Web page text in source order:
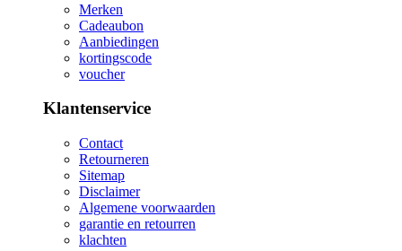
Merken
Cadeaubon
Aanbiedingen
kortingscode
voucher
Klantenservice
Contact
Retourneren
Sitemap
Disclaimer
Algemene voorwaarden
garantie en retourren
klachten